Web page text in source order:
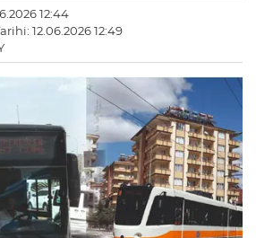
12:44
12.06.2026 12:49